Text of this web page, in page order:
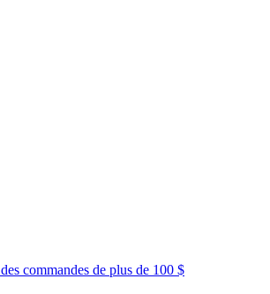
des commandes de plus de 100 $